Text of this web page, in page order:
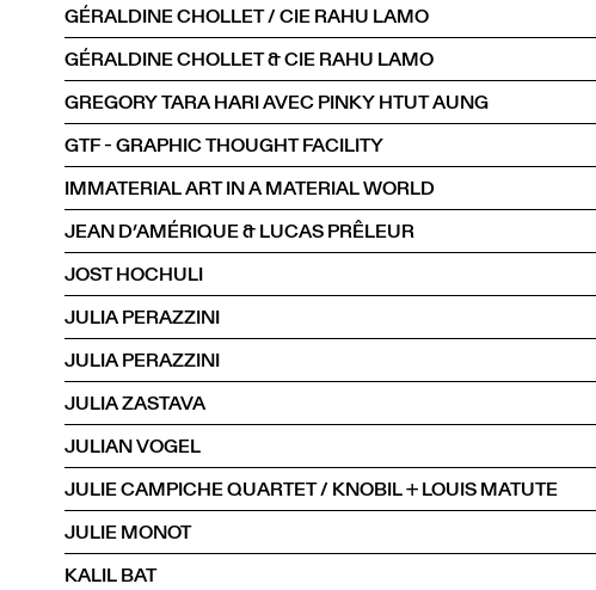
GÉRALDINE CHOLLET / CIE RAHU LAMO
GÉRALDINE CHOLLET & CIE RAHU LAMO
GREGORY TARA HARI AVEC PINKY HTUT AUNG
GTF - GRAPHIC THOUGHT FACILITY
IMMATERIAL ART IN A MATERIAL WORLD
JEAN D’AMÉRIQUE & LUCAS PRÊLEUR
JOST HOCHULI
JULIA PERAZZINI
JULIA PERAZZINI
JULIA ZASTAVA
JULIAN VOGEL
JULIE CAMPICHE QUARTET / KNOBIL + LOUIS MATUTE
JULIE MONOT
KALIL BAT